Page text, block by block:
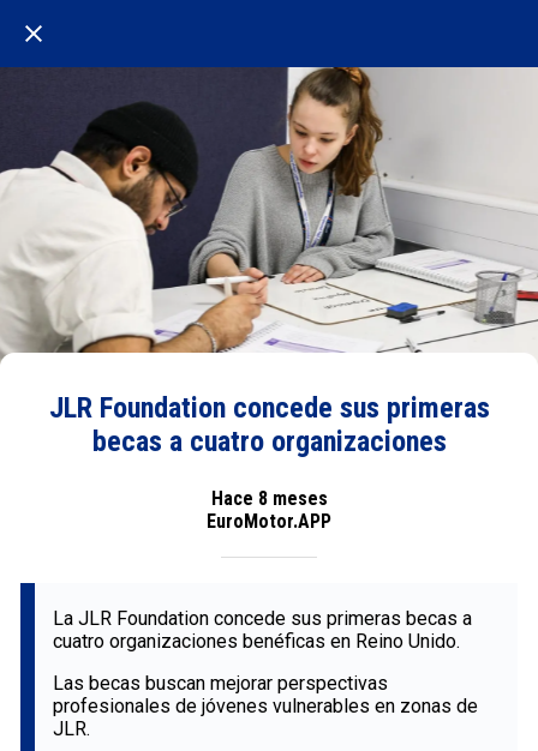
JLR Foundation concede sus primeras
becas a cuatro organizaciones
Hace 8 meses
EuroMotor.APP
La JLR Foundation concede sus primeras becas a
cuatro organizaciones benéficas en Reino Unido.
Las becas buscan mejorar perspectivas
profesionales de jóvenes vulnerables en zonas de
JLR.